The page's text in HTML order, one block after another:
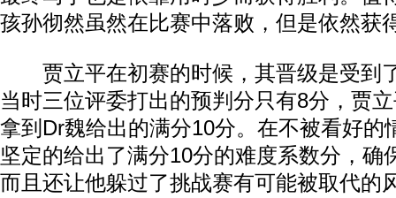
孩孙彻然虽然在比赛中落败，但是依然获
贾立平在初赛的时候，其晋级是受到
当时三位评委打出的预判分只有8分，贾
拿到Dr魏给出的满分10分。在不被看好的
坚定的给出了满分10分的难度系数分，确
而且还让他躲过了挑战赛有可能被取代的